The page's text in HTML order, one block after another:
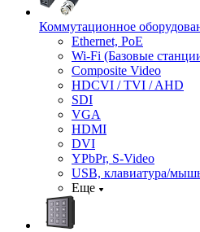
Коммутационное
Ethernet, PoE
Wi-Fi (Базовые
Composite Video
HDCVI / TVI / AHD
SDI
VGA
HDMI
DVI
YPbPr, S-Video
USB, клавиатура/
Еще